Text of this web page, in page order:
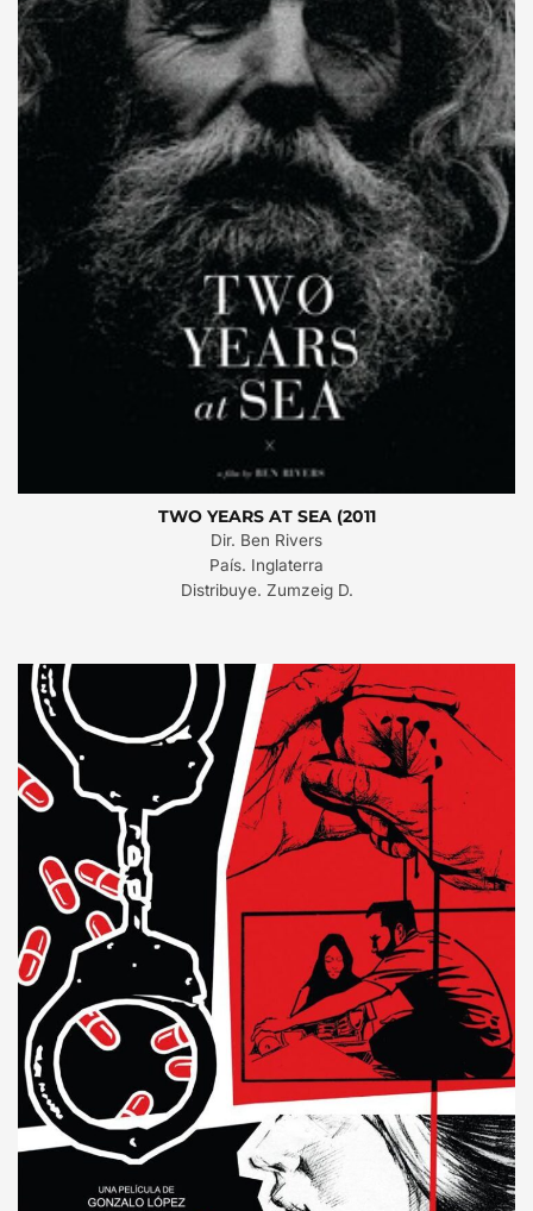
TWO YEARS AT SEA (2011
Dir. Ben Rivers
País. Inglaterra
Distribuye. Zumzeig D.